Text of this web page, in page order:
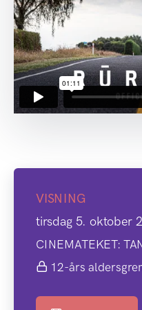
VISNING
tirsdag 5. oktober
CINEMATEKET:
12-års